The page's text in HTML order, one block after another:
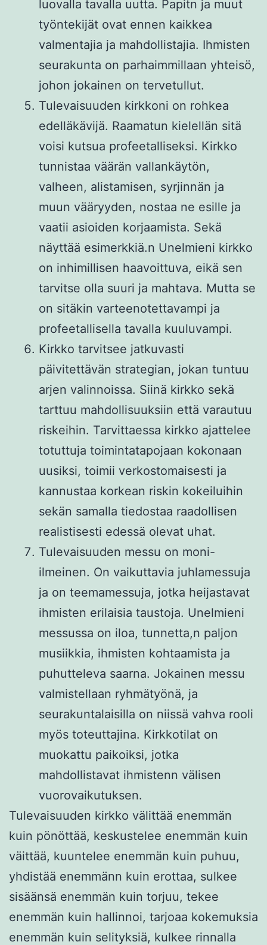
luovalla tavalla uutta. Papitn ja muut
työntekijät ovat ennen kaikkea
valmentajia ja mahdollistajia. Ihmisten
seurakunta on parhaimmillaan yhteisö,
johon jokainen on tervetullut.
Tulevaisuuden kirkkoni on rohkea
edelläkävijä. Raamatun kielellän sitä
voisi kutsua profeetalliseksi. Kirkko
tunnistaa väärän vallankäytön,
valheen, alistamisen, syrjinnän ja
muun vääryyden, nostaa ne esille ja
vaatii asioiden korjaamista. Sekä
näyttää esimerkkiä.n Unelmieni kirkko
on inhimillisen haavoittuva, eikä sen
tarvitse olla suuri ja mahtava. Mutta se
on sitäkin varteenotettavampi ja
profeetallisella tavalla kuuluvampi.
Kirkko tarvitsee jatkuvasti
päivitettävän strategian, jokan tuntuu
arjen valinnoissa. Siinä kirkko sekä
tarttuu mahdollisuuksiin että varautuu
riskeihin. Tarvittaessa kirkko ajattelee
totuttuja toimintatapojaan kokonaan
uusiksi, toimii verkostomaisesti ja
kannustaa korkean riskin kokeiluihin
sekän samalla tiedostaa raadollisen
realistisesti edessä olevat uhat.
Tulevaisuuden messu on moni-
ilmeinen. On vaikuttavia juhlamessuja
ja on teemamessuja, jotka heijastavat
ihmisten erilaisia taustoja. Unelmieni
messussa on iloa, tunnetta,n paljon
musiikkia, ihmisten kohtaamista ja
puhutteleva saarna. Jokainen messu
valmistellaan ryhmätyönä, ja
seurakuntalaisilla on niissä vahva rooli
myös toteuttajina. Kirkkotilat on
muokattu paikoiksi, jotka
mahdollistavat ihmistenn välisen
vuorovaikutuksen.
Tulevaisuuden kirkko välittää enemmän
kuin pönöttää, keskustelee enemmän kuin
väittää, kuuntelee enemmän kuin puhuu,
yhdistää enemmänn kuin erottaa, sulkee
sisäänsä enemmän kuin torjuu, tekee
enemmän kuin hallinnoi, tarjoaa kokemuksia
enemmän kuin selityksiä, kulkee rinnalla